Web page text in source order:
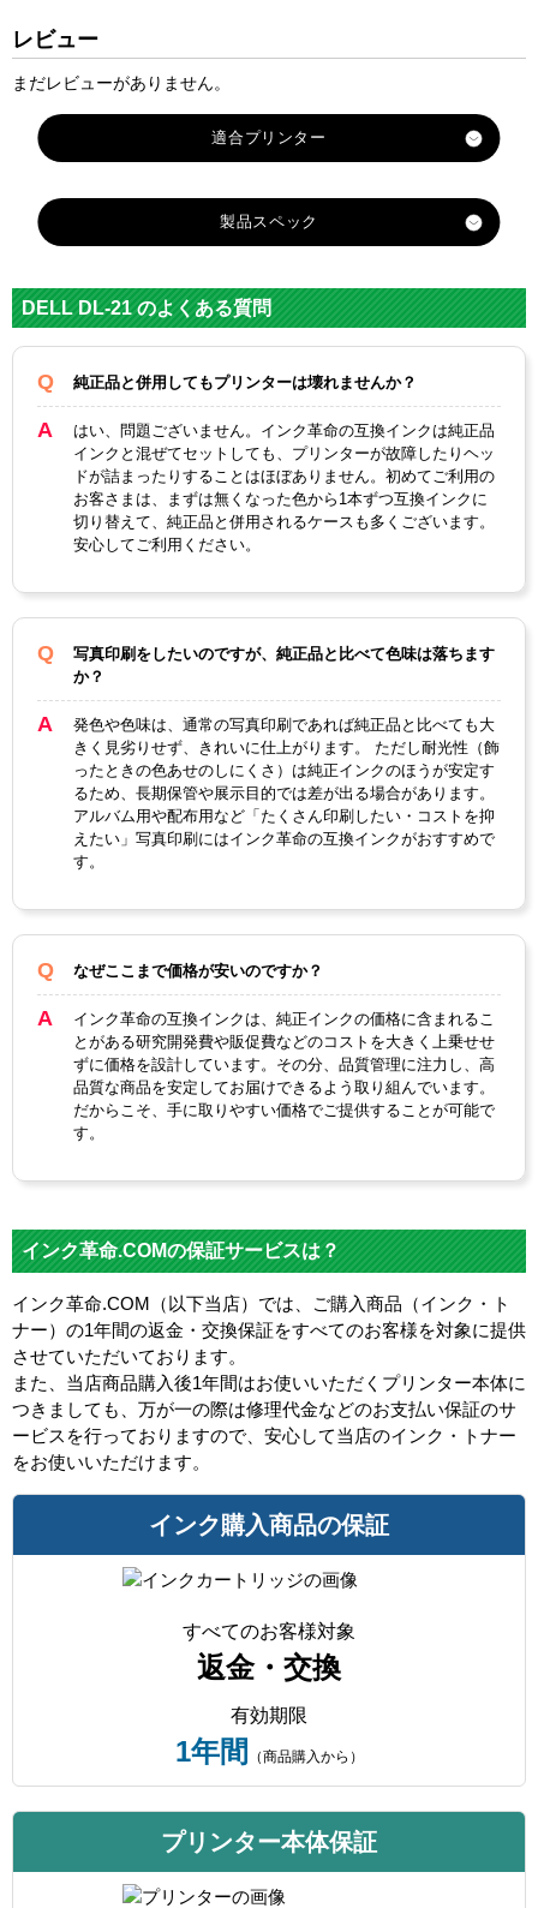
レビュー
まだレビューがありません。
適合プリンター
DELL-V313W
DELL-V515W
DELL-V715W
製品スペック
メーカー
DELL
純正型番
Dell-X769N 大
容量カラーイン
Dell-X768N大容
量ブラックイン
カテゴリ DL-21シリーズ
カラー 3色カラー ブラック
顔料・染料 染料
製品タイプ 互換インク
DELL DL-21 のよくある質問
純正品と併用してもプリンターは壊れませんか？
はい、問題ございません。インク革命の互換インクは純正品
インクと混ぜてセットしても、プリンターが故障したりヘッ
ドが詰まったりすることはほぼありません。初めてご利用の
お客さまは、まずは無くなった色から1本ずつ互換インクに
切り替えて、純正品と併用されるケースも多くございます。
安心してご利用ください。
写真印刷をしたいのですが、純正品と比べて色味は落ちます
か？
発色や色味は、通常の写真印刷であれば純正品と比べても大
きく見劣りせず、きれいに仕上がります。 ただし耐光性（飾
ったときの色あせのしにくさ）は純正インクのほうが安定す
るため、長期保管や展示目的では差が出る場合があります。
アルバム用や配布用など「たくさん印刷したい・コストを抑
えたい」写真印刷にはインク革命の互換インクがおすすめで
す。
なぜここまで価格が安いのですか？
インク革命の互換インクは、純正インクの価格に含まれるこ
とがある研究開発費や販促費などのコストを大きく上乗せせ
ずに価格を設計しています。その分、品質管理に注力し、高
品質な商品を安定してお届けできるよう取り組んでいます。
だからこそ、手に取りやすい価格でご提供することが可能で
す。
インク革命.COMの保証サービスは？
インク革命.COM（以下当店）では、ご購入商品（インク・ト
ナー）の1年間の返金・交換保証をすべてのお客様を対象に提供
させていただいております。
また、当店商品購入後1年間はお使いいただくプリンター本体に
つきましても、万が一の際は修理代金などのお支払い保証のサ
ービスを行っておりますので、安心して当店のインク・トナー
をお使いいただけます。
インク購入商品の保証
すべてのお客様対象
返金・交換
有効期限
1年間 （商品購入から）
プリンター本体保証